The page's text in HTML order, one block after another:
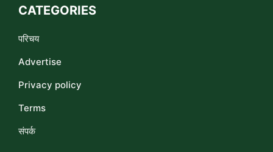
CATEGORIES
परिचय
Advertise
Privacy policy
Terms
संपर्क